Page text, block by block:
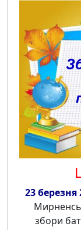
23 березня
збори